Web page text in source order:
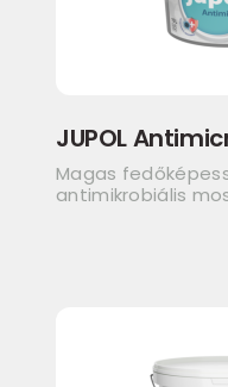
JUPOL
Magas
antimikrobiális